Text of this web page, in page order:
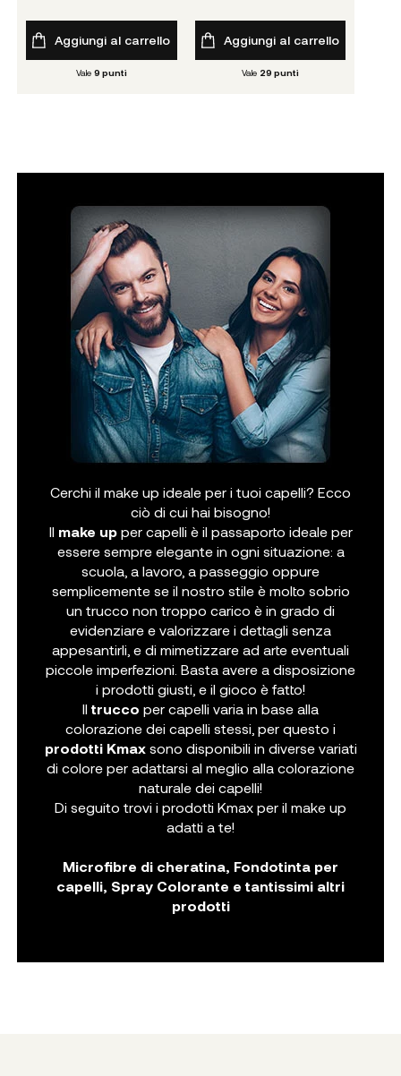
Aggiungi al carrello
Vale 9 punti
Aggiungi al carrello
Vale 29 punti
Cerchi il make up ideale per i tuoi capelli? Ecco
ciò di cui hai bisogno!
Il make upper capelli è il passaporto ideale per
essere sempre elegante in ogni situazione: a
scuola, a lavoro, a passeggio oppure
semplicemente se il nostro stile è molto sobrio
un trucco non troppo carico è in grado di
evidenziare e valorizzare i dettagli senza
appesantirli, e di mimetizzare ad arte eventuali
piccole imperfezioni. Basta avere a disposizione
i prodotti giusti, e il gioco è fatto!
Il trucco per capelli varia in base alla
colorazione dei capelli stessi, per questo i
prodotti Kmaxsono disponibili in diverse variati
di colore per adattarsi al meglio alla colorazione
naturale dei capelli!
Di seguito trovi i prodotti Kmax per il make up
adatti a te!
Microfibre di cheratina, Fondotinta per
capelli, Spray Colorante e tantissimi altri
prodotti